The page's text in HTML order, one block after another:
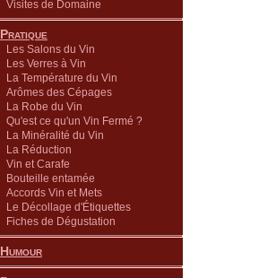
Visites de Domaine
Pratique
Les Salons du Vin
Les Verres à Vin
La Température du Vin
Arômes des Cépages
La Robe du Vin
Qu'est ce qu'un Vin Fermé ?
La Minéralité du Vin
La Réduction
Vin et Carafe
Bouteille entamée
Accords Vin et Mets
Le Décollage d'Étiquettes
Fiches de Dégustation
Humour